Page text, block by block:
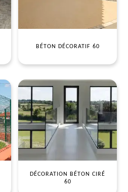
BÉTON DÉCORATIF 60
DÉCORATION BÉTON CIRÉ
60